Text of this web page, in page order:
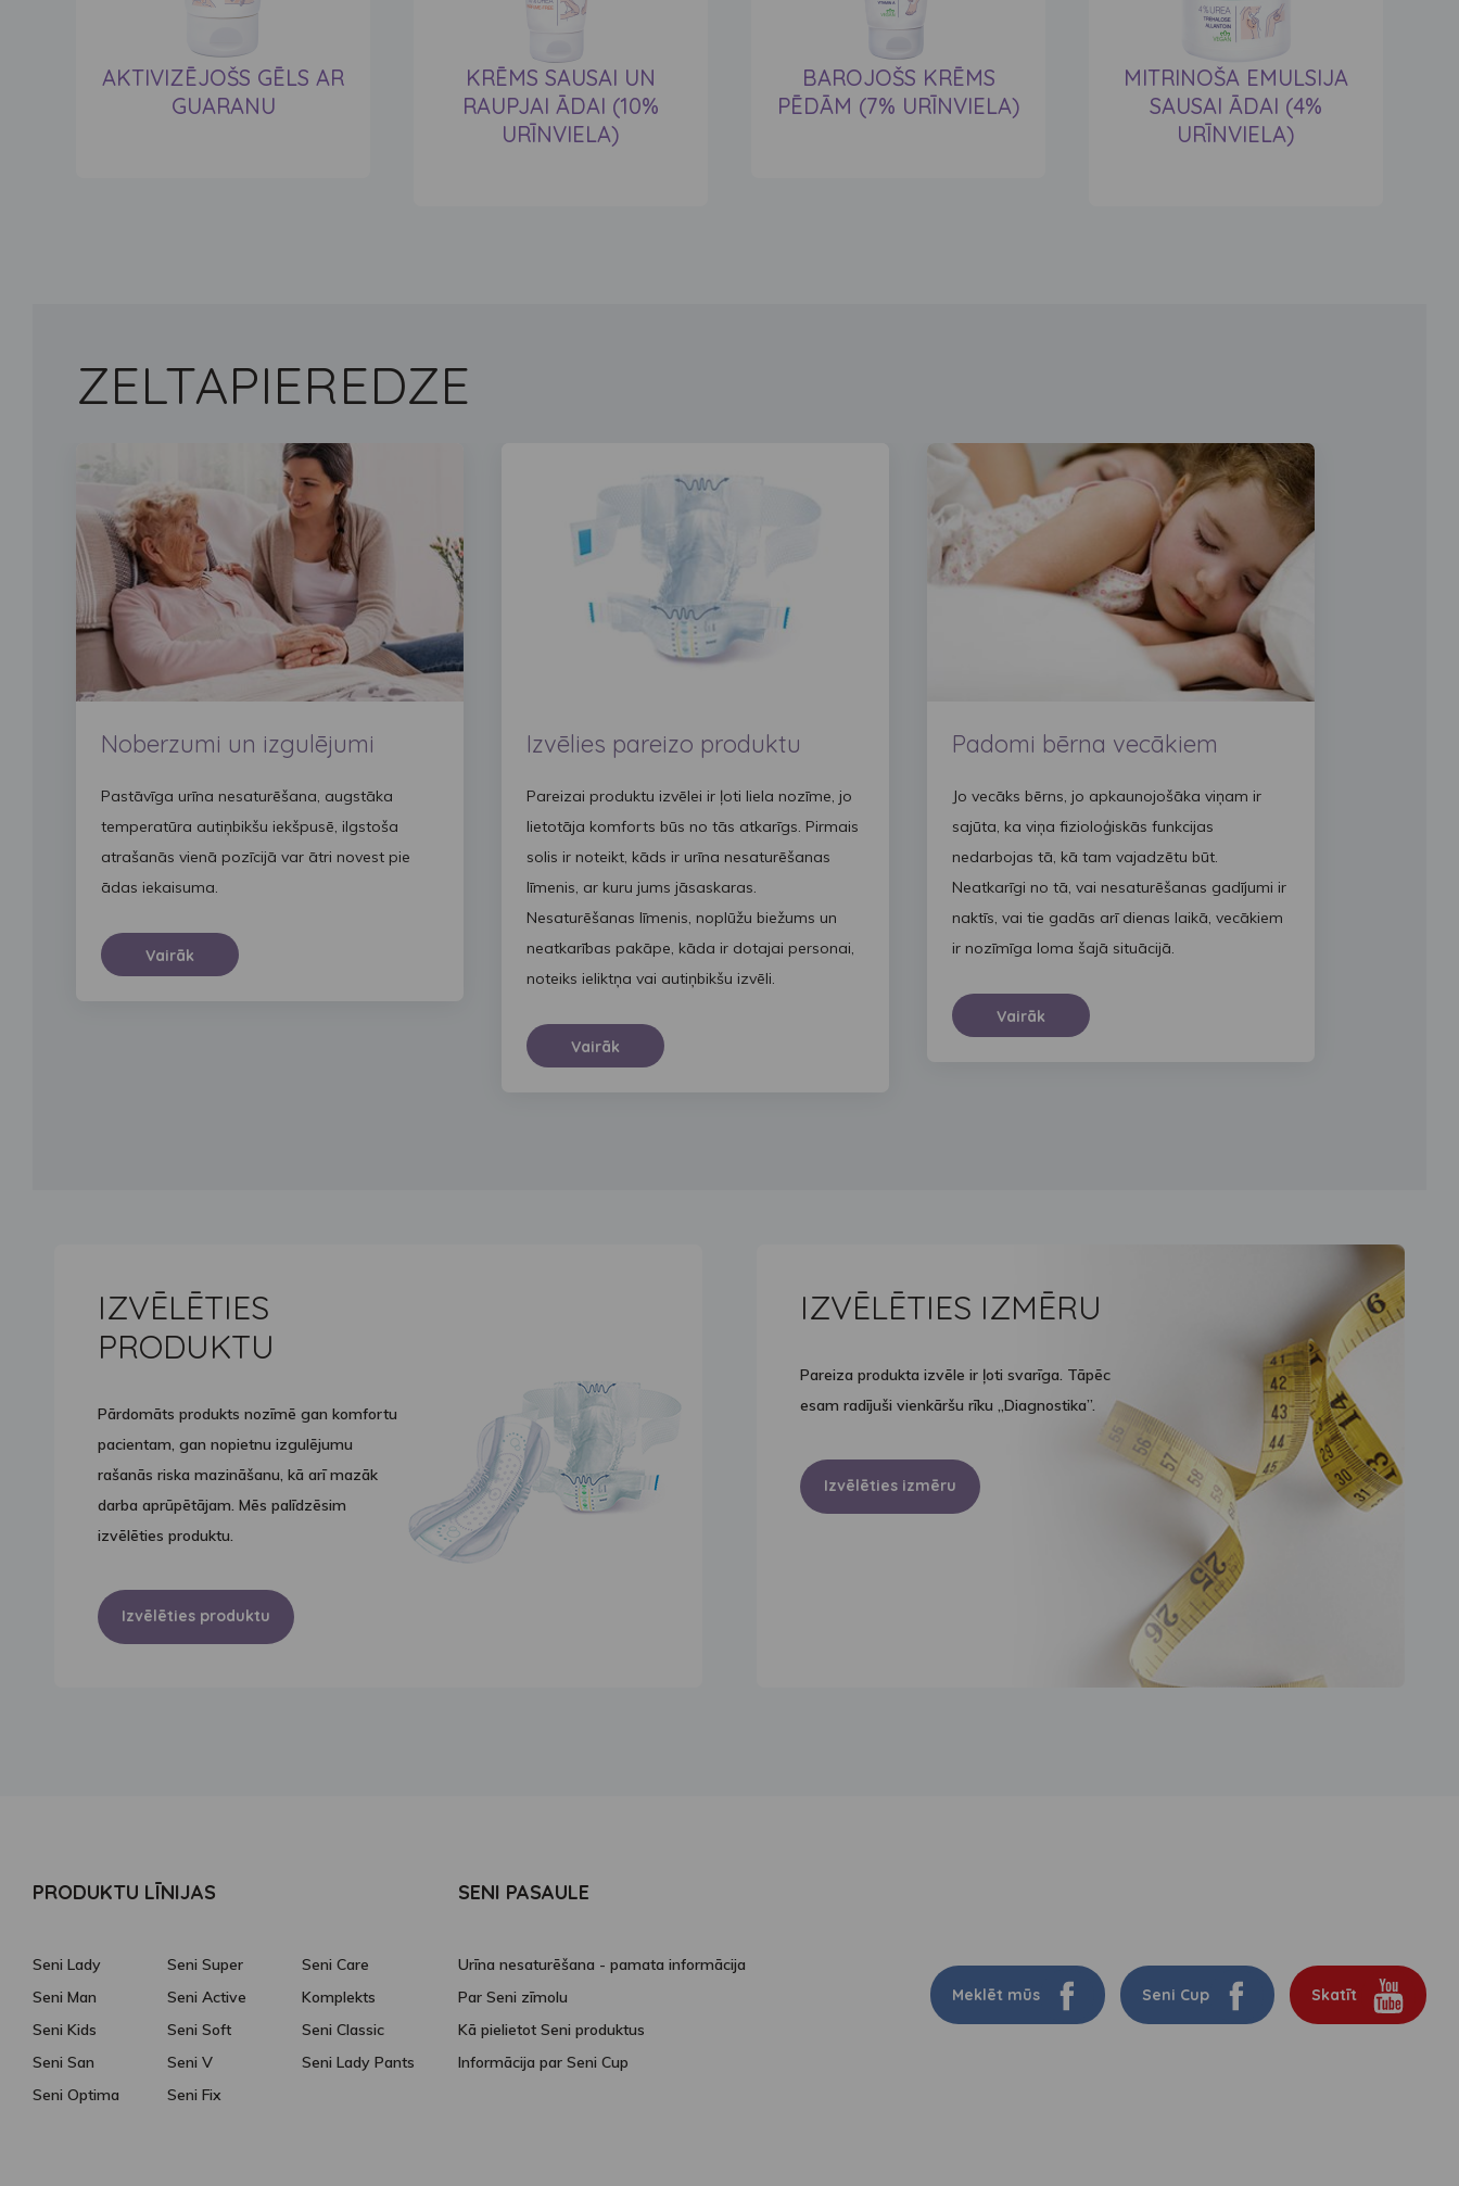
AKTIVIZĒJOŠS GĒLS AR
GUARANU
KRĒMS SAUSAI UN
RAUPJAI ĀDAI (10%
URĪNVIELA)
BAROJOŠS KRĒMS
PĒDĀM (7% URĪNVIELA)
MITRINOŠA EMULSIJA
SAUSAI ĀDAI (4%
URĪNVIELA)
ZELTAPIEREDZE
Noberzumi un izgulējumi
Pastāvīga urīna nesaturēšana, augstāka
temperatūra autiņbikšu iekšpusē, ilgstoša
atrašanās vienā pozīcijā var ātri novest pie
ādas iekaisuma.
Vairāk
Izvēlies pareizo produktu
Pareizai produktu izvēlei ir ļoti liela nozīme, jo
lietotāja komforts būs no tās atkarīgs. Pirmais
solis ir noteikt, kāds ir urīna nesaturēšanas
līmenis, ar kuru jums jāsaskaras.
Nesaturēšanas līmenis, noplūžu biežums un
neatkarības pakāpe, kāda ir dotajai personai,
noteiks ieliktņa vai autiņbikšu izvēli.
Vairāk
Padomi bērna vecākiem
Jo vecāks bērns, jo apkaunojošāka viņam ir
sajūta, ka viņa fizioloģiskās funkcijas
nedarbojas tā, kā tam vajadzētu būt.
Neatkarīgi no tā, vai nesaturēšanas gadījumi ir
naktīs, vai tie gadās arī dienas laikā, vecākiem
ir nozīmīga loma šajā situācijā.
Vairāk
IZVĒLĒTIES
PRODUKTU
Pārdomāts produkts nozīmē gan komfortu
pacientam, gan nopietnu izgulējumu
rašanās riska mazināšanu, kā arī mazāk
darba aprūpētājam. Mēs palīdzēsim
izvēlēties produktu.
Izvēlēties produktu
IZVĒLĒTIES IZMĒRU
Pareiza produkta izvēle ir ļoti svarīga. Tāpēc
esam radījuši vienkāršu rīku „Diagnostika”.
Izvēlēties izmēru
PRODUKTU LĪNIJAS
Seni Lady
Seni Man
Seni Kids
Seni San
Seni Optima
Seni Super
Seni Active
Seni Soft
Seni V
Seni Fix
Seni Care
Komplekts
Seni Classic
Seni Lady Pants
SENI PASAULE
Urīna nesaturēšana - pamata informācija
Par Seni zīmolu
Kā pielietot Seni produktus
Informācija par Seni Cup
Meklēt mūs Seni Cup Skatīt